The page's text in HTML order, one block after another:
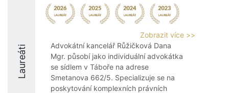
Laureáti
Zobrazit více >>
Advokátní kancelář Růžičková Dana
Mgr. působí jako individuální advokátka
se sídlem v Táboře na adrese
Smetanova 662/5. Specializuje se na
poskytování komplexních právních